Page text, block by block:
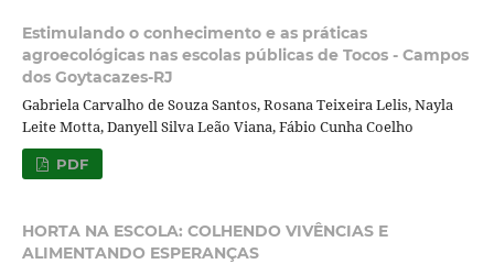
Estimulando o conhecimento e as práticas
agroecológicas nas escolas públicas de Tocos - Campos
dos Goytacazes-RJ
Gabriela Carvalho de Souza Santos, Rosana Teixeira Lelis, Nayla
Leite Motta, Danyell Silva Leão Viana, Fábio Cunha Coelho
PDF
HORTA NA ESCOLA: COLHENDO VIVÊNCIAS E
ALIMENTANDO ESPERANÇAS